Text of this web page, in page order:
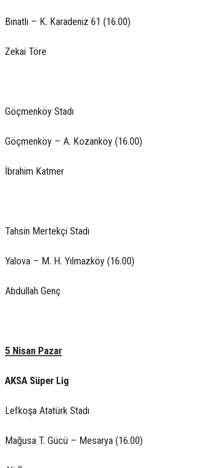
Binatlı – K. Karadeniz 61 (16.00)
Zekai Töre
Göçmenköy Stadı
Göçmenköy – A. Kozanköy (16.00)
İbrahim Katmer
Tahsin Mertekçi Stadı
Yalova – M. H. Yılmazköy (16.00)
Abdullah Genç
5 Nisan Pazar
AKSA Süper Lig
Lefkoşa Atatürk Stadı
Mağusa T. Gücü – Mesarya (16.00)